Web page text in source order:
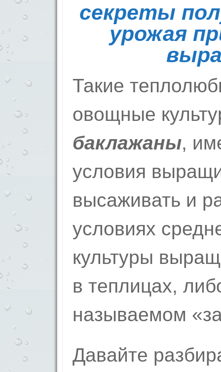
секреты
урожая
Такие
овощные
баклажаны,
условия
высаживать и
условиях
культуры
в теплицах,
называемом
Давайте